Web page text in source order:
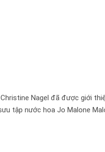
Nagel đã được giới
tập nước hoa Jo Malone